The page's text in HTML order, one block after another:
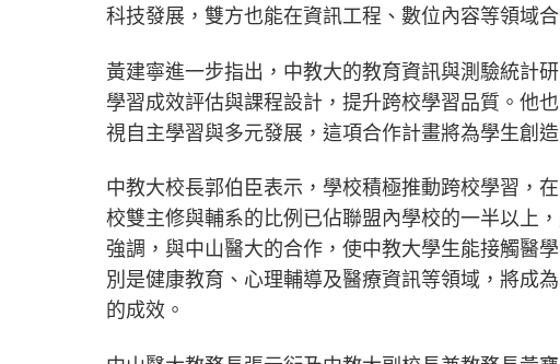
科技發展，雙方也能在資訊工程、數位內容等領域
黃建寧進一步指出，中教大的教育資訊與測驗統計
學習成效評估與課程設計，提升跨校學習品質。他
視自主學習與多元發展，這項合作計畫將為學生創
中教大校長郭伯臣表示，學校積極推動跨校學習，
校雙主修與輔系的比例已佔聯盟內學校的一半以上
強調，與中山醫大的合作，使中教大學生能接觸醫
別是健康教育、心理輔導及醫療資訊等領域，將成
的成效。